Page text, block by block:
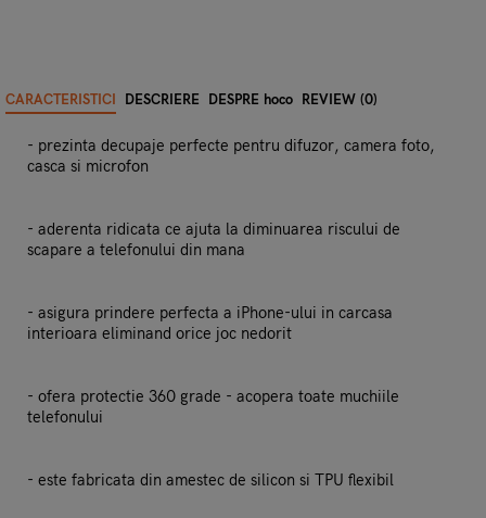
CARACTERISTICI DESCRIERE DESPRE hoco REVIEW (0)
- prezinta decupaje perfecte pentru difuzor, camera foto,
casca si microfon
- aderenta ridicata ce ajuta la diminuarea riscului de
scapare a telefonului din mana
- asigura prindere perfecta a iPhone-ului in carcasa
interioara eliminand orice joc nedorit
- ofera protectie 360 grade - acopera toate muchiile
telefonului
- este fabricata din amestec de silicon si TPU flexibil